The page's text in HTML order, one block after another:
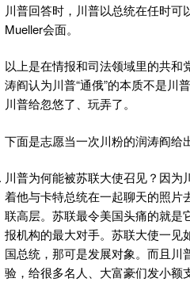
川普回答时，川普以总统在任时
Mueller会面。
以上是在情报和司法领域里的共和
涛阎认为川普“通俄”的本质不是川
川普给忽悠了、玩弄了。
下面是志愿当一次川粉的润涛阎给
川普为何能被苏联大使召见？因
着他与卡特总统在一起聊天的照片
联高层。苏联最令美国头痛的就是
报机构的最大对手。苏联大使一见
国总统，那可是发展对象。而且川
验，给很多名人、大富豪们发小额